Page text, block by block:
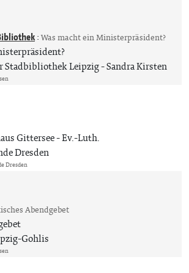
: Was macht ein Ministerpräsident?
Stadbibliothek Leipzig Sandra Kirsten
Gittersee Ev.-Luth.
Dresden
Dresden
Abendgebet
Gohlis